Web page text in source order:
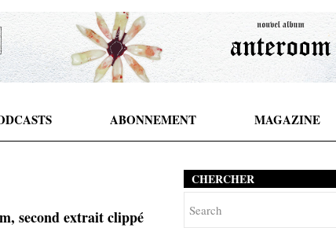
ABONNEMENT MAGAZINE
second extrait clippé
CHERCHER